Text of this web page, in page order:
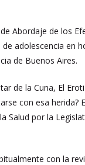
Abordaje de los
adolescencia en
de Buenos Aires.
de la Cuna, El
con esa herida?
Salud por la
con la